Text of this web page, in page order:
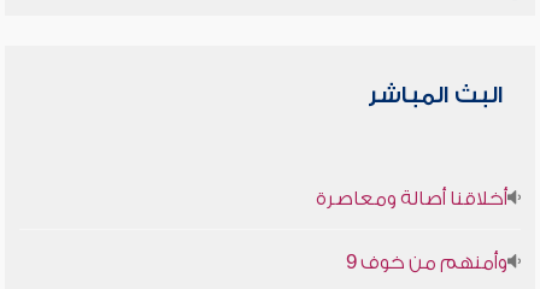
البث المباشر
أخلاقنا أصالة ومعاصرة
وأمنهم من خوف 9